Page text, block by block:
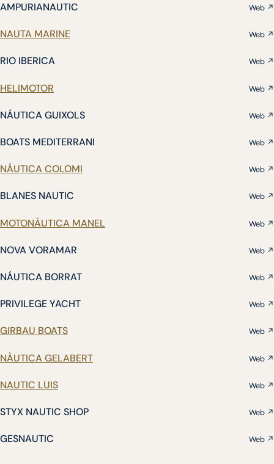
AMPURIANAUTIC Web ↗
NAUTA MARINE Web ↗
RIO IBERICA Web ↗
HELIMOTOR Web ↗
NÁUTICA GUIXOLS Web ↗
BOATS MEDITERRANI Web ↗
NÁUTICA COLOMI Web ↗
BLANES NAUTIC Web ↗
MOTONÀUTICA MANEL Web ↗
NOVA VORAMAR Web ↗
NÁUTICA BORRAT Web ↗
PRIVILEGE YACHT Web ↗
GIRBAU BOATS Web ↗
NÀUTICA GELABERT Web ↗
NAUTIC LUIS Web ↗
STYX NAUTIC SHOP Web ↗
GESNAUTIC Web ↗